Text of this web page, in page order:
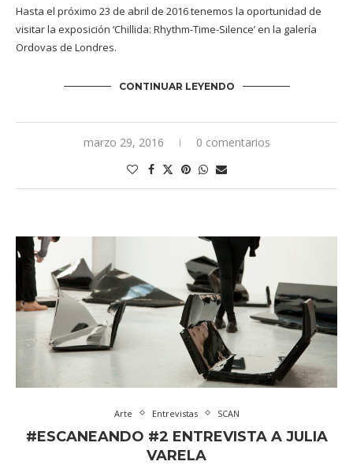
Hasta el próximo 23 de abril de 2016 tenemos la oportunidad de
visitar la exposición ‘Chillida: Rhythm-Time-Silence’ en la galería
Ordovas de Londres.
CONTINUAR LEYENDO
marzo 29, 2016 0 comentarios
Arte Entrevistas SCAN
#ESCANEANDO #2 ENTREVISTA A JULIA
VARELA